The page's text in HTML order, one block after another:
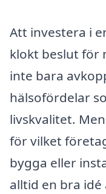
Att investera i
klokt beslut för
inte bara
hälsofördelar
livskvalitet.
för vilket
bygga eller
alltid en bra